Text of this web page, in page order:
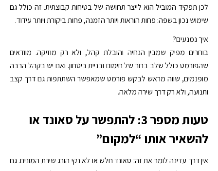
לכן תפקיד המוביל הוא לייצר תחושה של בטיחות קבוצתית. זה כולל גם
שימוש נכון בשפה: פחות הוראות ויותר הזמנה, פחות ביקורת ויותר עידוד.
איך נמנעים?
בוחרים מפיק שמבין הנחיה והובלת קהל, ולא רק מוזיקה. מוודאים
שהפורמט כולל שלב ברור של חימום ובניית ביטחון. ואם יש בקהל הרבה
מופנמים, שווה מראש לבקש פורמט שמאפשר השתתפות גם דרך קצב
ותנועה, ולא רק דרך שירה מלאה.
טעות מספר 3: להתפשר על סאונד או
להשאיר אותו “למקום”
אין דרך עדינה לומר את זה: סאונד חלש או לא נקי הורג שירת המונים. גם